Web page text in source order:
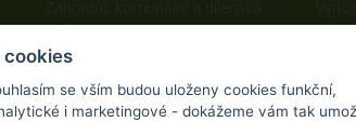
technika
cookies
se vším budou uloženy cookies funkční,
i marketingové - dokážeme vám tak